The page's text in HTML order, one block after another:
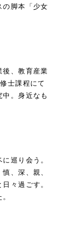
の脚本「少女
後、教育産業
士課程にて
。身近なも
巡り会う。
、深、親、
々過ごす。